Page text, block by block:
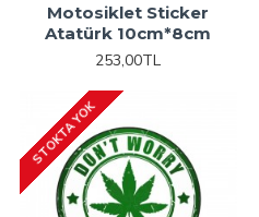
Motosiklet Sticker
Atatürk 10cm*8cm
253,00TL
STOKTA YOK